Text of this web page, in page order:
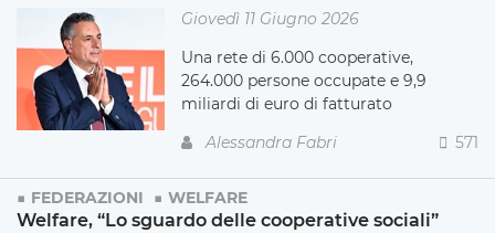
Giovedì 11 Giugno 2026
Una rete di 6.000 cooperative,
264.000 persone occupate e 9,9
miliardi di euro di fatturato
Alessandra Fabri
571
FEDERAZIONI WELFARE
Welfare, “Lo sguardo delle cooperative sociali”